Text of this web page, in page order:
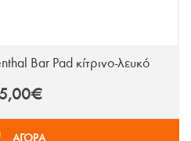
Bar Pad κίτρινο-λευκό
ΑΓΟΡΑ